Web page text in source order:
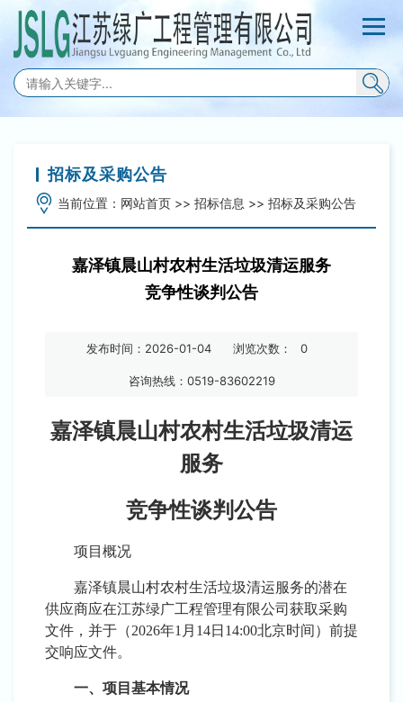
招标及采购公告
当前位置： 网站首页 >> 招标信息 >> 招标及采购公告
嘉泽镇晨山村农村生活垃圾清运服务
竞争性谈判公告
发布时间：2026-01-04 浏览次数： 0
咨询热线：0519-83602219
嘉泽镇晨山村农村生活垃圾清运
服务
竞争性谈判公告
项目概况
嘉泽镇晨山村农村生活垃圾清运服务的潜在
供应商应在江苏绿广工程管理有限公司获取采购
文件，并于（2026年1月14日14:00北京时间）前提
交响应文件。
一、项目基本情况